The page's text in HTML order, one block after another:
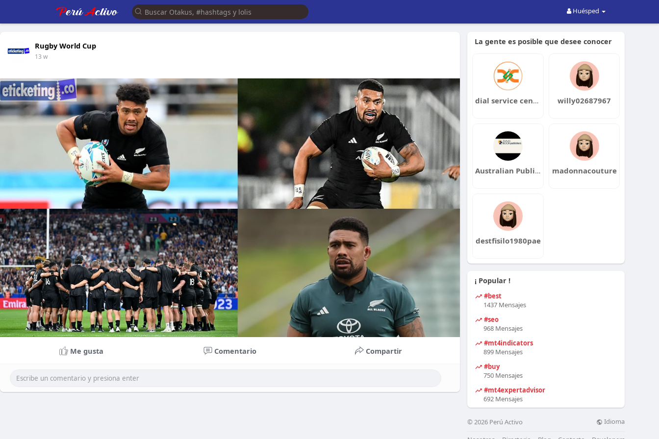
Huésped
Rugby World Cup
13 w
Me gusta Comentario Compartir
La gente es posible que desee conocer
dial service centre willy02687967
Australian Publishers madonnacouture
destfisilo1980pae
¡ Popular !
#best
1437 Mensajes
#seo
968 Mensajes
#mt4indicators
899 Mensajes
#buy
750 Mensajes
#mt4expertadvisor
692 Mensajes
© 2026 Perú Activo Idioma